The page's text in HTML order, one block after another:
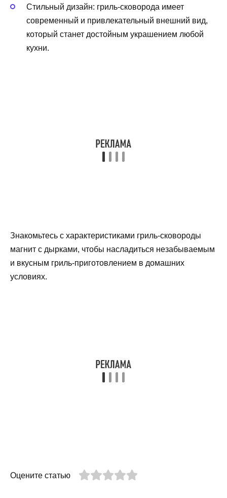
Стильный дизайн: гриль-сковорода имеет
современный и привлекательный внешний вид,
который станет достойным украшением любой
кухни.
Знакомьтесь с характеристиками гриль-сковороды
магнит с дырками, чтобы насладиться незабываемым
и вкусным гриль-приготовлением в домашних
условиях.
Оцените статью